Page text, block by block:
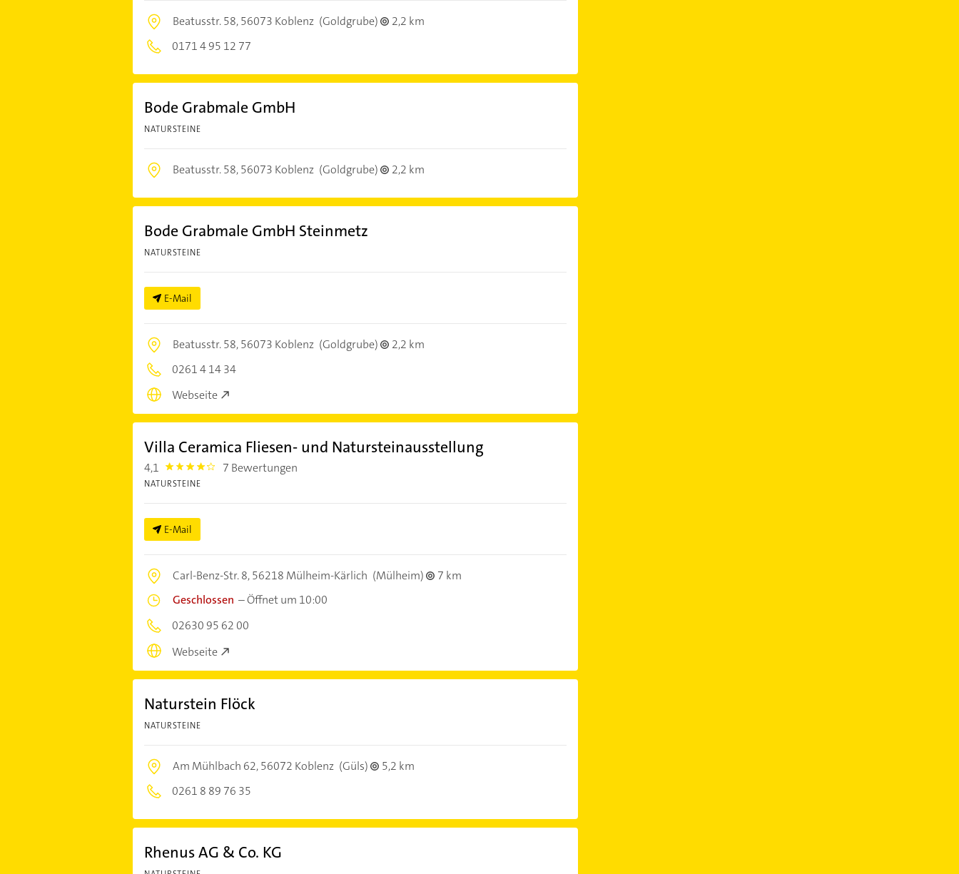
Beatusstr. 58,56073 Koblenz (Goldgrube)
2,2 km
0171 4 95 12 77
Bode Grabmale GmbH
NATURSTEINE
Beatusstr. 58,56073 Koblenz (Goldgrube) 2,2 km
Bode Grabmale GmbH Steinmetz
NATURSTEINE
E-Mail
Beatusstr. 58,56073 Koblenz (Goldgrube)
2,2 km
0261 4 14 34
Webseite
Villa Ceramica Fliesen- und Natursteinausstellung
4,1 4.1 7 Bewertungen
NATURSTEINE
E-Mail
Carl-Benz-Str. 8,56218 Mülheim-Kärlich (Mülheim)
7 km
Geschlossen –Öffnet um 10:00
02630 95 62 00
Webseite
Naturstein Flöck
NATURSTEINE
Am Mühlbach 62,56072 Koblenz (Güls)
5,2 km
0261 8 89 76 35
Rhenus AG & Co. KG